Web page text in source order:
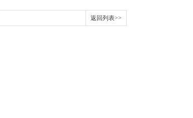
返回列表>>